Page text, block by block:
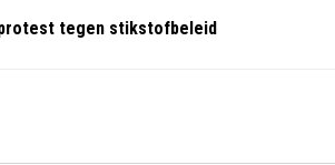
tegen stikstofbeleid